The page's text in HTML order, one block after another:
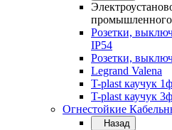
промышленного
Розетки,
IP54
Розетки,
Legrand Valena
T-plast каучук
T-plast каучук
Огнестойкие
Назад